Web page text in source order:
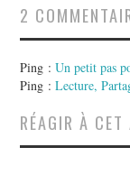
2
Ping :Un petit pas
Ping :Lecture,
RÉAGIR À